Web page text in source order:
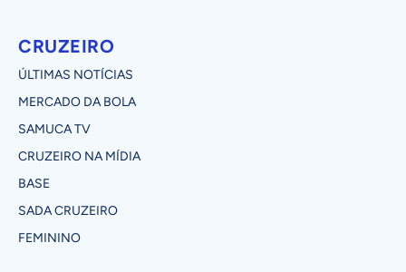
CRUZEIRO
ÚLTIMAS NOTÍCIAS
MERCADO DA BOLA
SAMUCA TV
CRUZEIRO NA MÍDIA
BASE
SADA CRUZEIRO
FEMININO